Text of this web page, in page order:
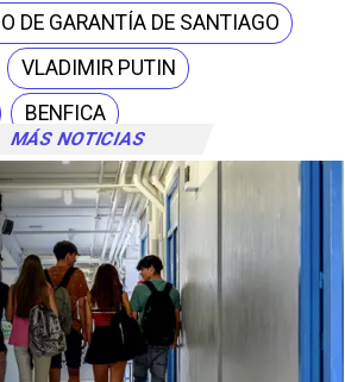
MÁS NOTICIAS
DE GARANTÍA DE SANTIAGO
VLADIMIR PUTIN
BENFICA